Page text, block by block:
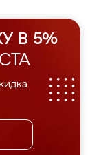
В 5%